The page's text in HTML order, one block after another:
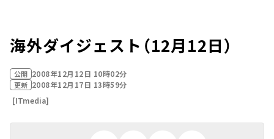
海外ダイジェスト（12月12日）
公開 2008年12月12日 10時02分
更新 2008年12月17日 13時59分
[ITmedia]